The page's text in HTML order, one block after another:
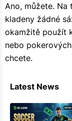
Ano, můžete. Na
kladeny žádné
okamžitě použít
nebo
chcete.
Latest News